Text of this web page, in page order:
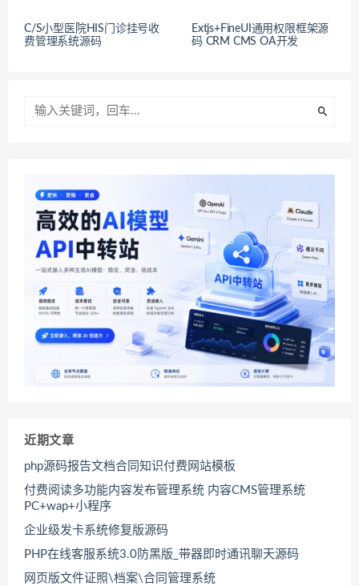
C/S小型医院HIS门诊挂号收
费管理系统源码
Extjs+FineUI通用权限框架源
码 CRM CMS OA开发
近期文章
php源码报告文档合同知识付费网站模板
付费阅读多功能内容发布管理系统 内容CMS管理系统
PC+wap+小程序
企业级发卡系统修复版源码
PHP在线客服系统3.0防黑版_带器即时通讯聊天源码
网页版文件证照\档案\合同管理系统